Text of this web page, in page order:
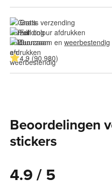
Gratis verzending
Full colour afdrukken
Duurzaam en weerbestendig
4.9 (90.980)
Beoordelingen
stickers
4.9 / 5